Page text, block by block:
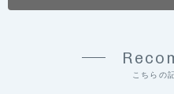
こちらの